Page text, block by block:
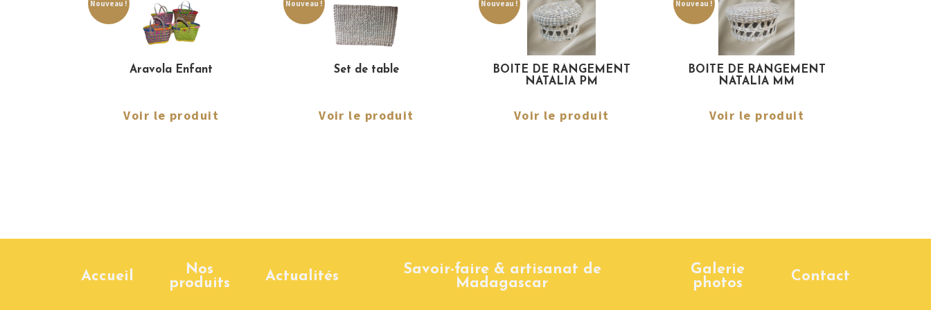
Nouveau !
Aravola Enfant
Voir le produit
Nouveau !
Set de table
Voir le produit
Nouveau !
BOITE DE RANGEMENT
NATALIA PM
Voir le produit
Nouveau !
BOITE DE RANGEMENT
NATALIA MM
Voir le produit
Accueil
Nos
produits
Actualités
Savoir-faire & artisanat de
Madagascar
Galerie
photos
Contact